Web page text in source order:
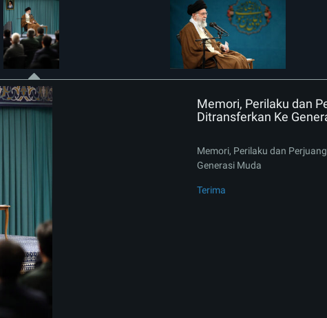
Memori, Perilaku dan
Ditransferkan Ke
Memori, Perilaku dan
Generasi Muda
Terima